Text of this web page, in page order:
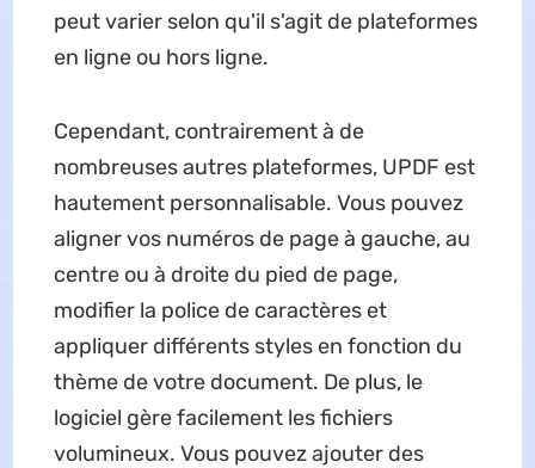
peut varier selon qu'il s'agit de plateformes
en ligne ou hors ligne.
Cependant, contrairement à de
nombreuses autres plateformes, UPDF est
hautement personnalisable. Vous pouvez
aligner vos numéros de page à gauche, au
centre ou à droite du pied de page,
modifier la police de caractères et
appliquer différents styles en fonction du
thème de votre document. De plus, le
logiciel gère facilement les fichiers
volumineux. Vous pouvez ajouter des